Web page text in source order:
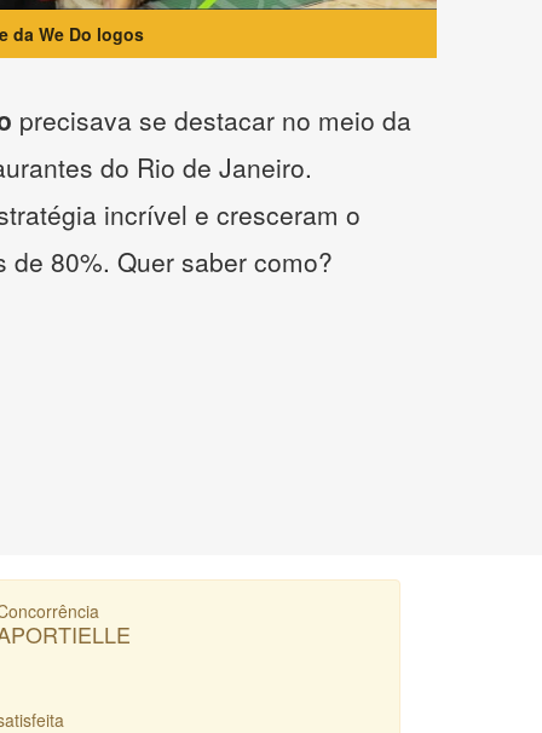
da We Do logos
precisava se destacar no meio da
do Rio de Janeiro.
incrível e cresceram o
de 80%. Quer saber como?